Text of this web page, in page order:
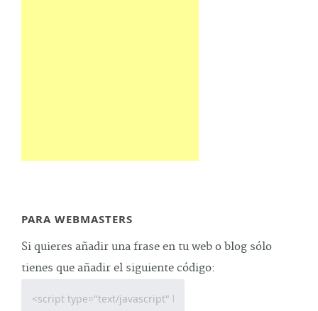
PARA WEBMASTERS
Si quieres añadir una frase en tu web o blog sólo
tienes que añadir el siguiente código: